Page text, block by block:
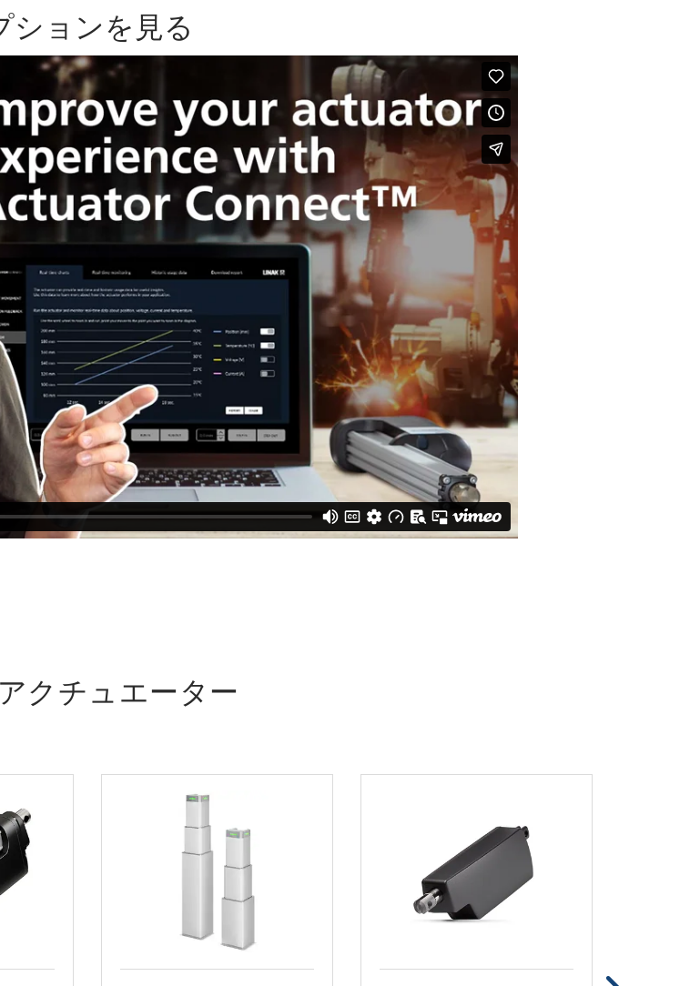
ョンを見る
クチュエーター